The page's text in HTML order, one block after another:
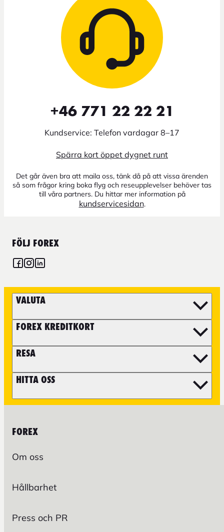
+46 771 22 22 21
Kundservice: Telefon vardagar 8–17
Spärra kort öppet dygnet runt
Det går även bra att maila oss, tänk då på att vissa ärenden
så som frågor kring boka flyg och reseupplevelser behöver tas
till våra partners. Du hittar mer information på
kundservicesidan.
FÖLJ FOREX
VALUTA
FOREX KREDITKORT
RESA
HITTA OSS
FOREX
Om oss
Hållbarhet
Press och PR